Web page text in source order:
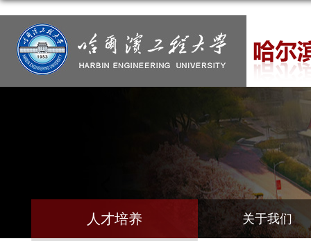
人才培养 关于我们